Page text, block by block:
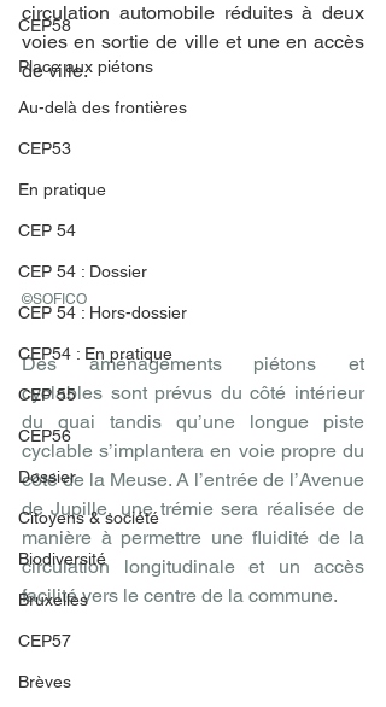
CEP58
Place aux piétons
Au-delà des frontières
CEP53
En pratique
CEP 54
CEP 54 : Dossier
CEP 54 : Hors-dossier
CEP54 : En pratique
CEP 55
CEP56
Dossier
Citoyens & société
Biodiversité
Bruxelles
CEP57
Brèves
circulation automobile réduites à deux
voies en sortie de ville et une en accès
de ville.
©SOFICO
Des aménagements piétons et
cyclables sont prévus du côté intérieur
du quai tandis qu’une longue piste
cyclable s’implantera en voie propre du
côté de la Meuse. A l’entrée de l’Avenue
de Jupille, une trémie sera réalisée de
manière à permettre une fluidité de la
circulation longitudinale et un accès
facilité vers le centre de la commune.